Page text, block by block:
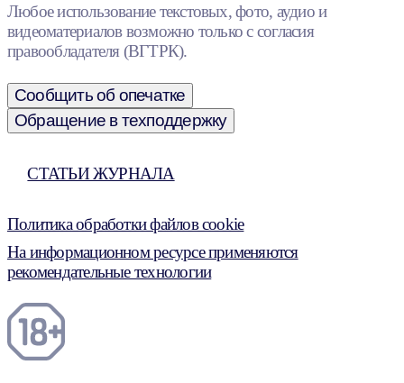
Любое использование текстовых, фото, аудио и
видеоматериалов возможно только с согласия
правообладателя (ВГТРК).
Сообщить об опечатке
Обращение в техподдержку
СТАТЬИ ЖУРНАЛА
Политика обработки файлов cookie
На информационном ресурсе применяются
рекомендательные технологии